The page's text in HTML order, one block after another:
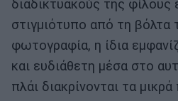
διαδικτυακούς της φίλους
στιγμιότυπο από τη βόλτα
φωτογραφία, η ίδια
και ευδιάθετη μέσα στο
πλάι διακρίνονται τα